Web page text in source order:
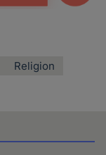
Religion